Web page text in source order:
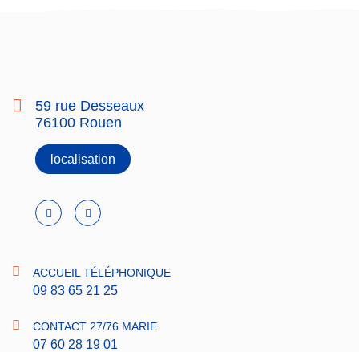
59 rue Desseaux
76100 Rouen
localisation
ACCUEIL TÉLÉPHONIQUE
09 83 65 21 25
CONTACT 27/76 MARIE
07 60 28 19 01